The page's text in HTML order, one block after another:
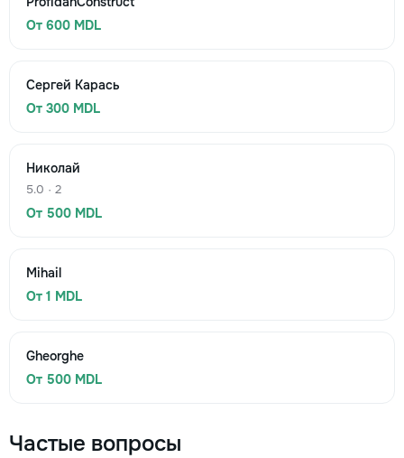
От 600 MDL
Сергей Карась
От 300 MDL
Николай
5.0 · 2
От 500 MDL
Mihail
От 1 MDL
Gheorghe
От 500 MDL
Частые вопросы